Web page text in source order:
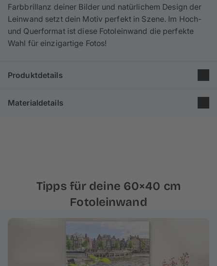
Farbbrillanz deiner Bilder und natürlichem Design der
Leinwand setzt dein Motiv perfekt in Szene. Im Hoch-
und Querformat ist diese Fotoleinwand die perfekte
Wahl für einzigartige Fotos!
Produktdetails
Gruppe: Poster & Leinwand
Materialdetails
Für unsere Rahmen verwenden wirechtes Kiefern-
garantiert. Deine Fotoleinwand wird auf einen ca. 2 cm
hohen Keilrahmen gespannt, wodurch am Rand ca. 3
cm deines Fotos umgeschlagen werden – behalte das
Tipps für deine 60×40 cm
Fotoleinwand